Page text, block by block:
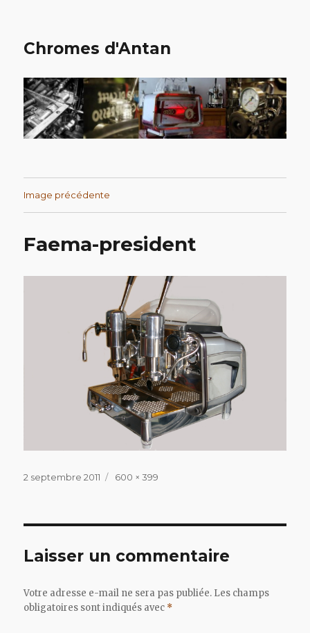
Chromes d'Antan
Image précédente
Faema-president
Publié
2 septembre 2011
Taille
600 × 399
Laisser un commentaire
Votre adresse e-mail ne sera pas publiée. Les champs
obligatoires sont indiqués avec *